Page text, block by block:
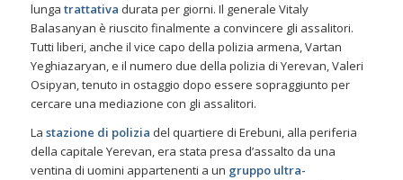
lunga trattativa durata per giorni. Il generale Vitaly
Balasanyan è riuscito finalmente a convincere gli assalitori.
Tutti liberi, anche il vice capo della polizia armena, Vartan
Yeghiazaryan, e il numero due della polizia di Yerevan, Valeri
Osipyan, tenuto in ostaggio dopo essere sopraggiunto per
cercare una mediazione con gli assalitori.
La stazione di polizia del quartiere di Erebuni, alla periferia
della capitale Yerevan, era stata presa d’assalto da una
ventina di uomini appartenenti a un gruppo ultra-